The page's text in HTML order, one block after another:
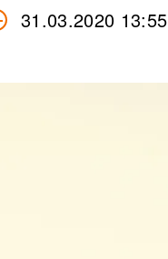
31.03.2020 13:55